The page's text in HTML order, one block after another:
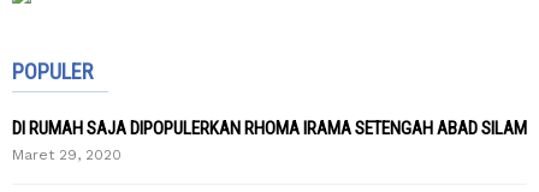
POPULER
DI RUMAH SAJA DIPOPULERKAN RHOMA IRAMA SETENGAH ABAD SILAM
Maret 29, 2020